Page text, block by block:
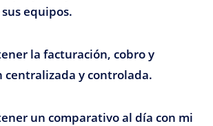
equipos.
la facturación, cobro y
centralizada y controlada.
un comparativo al día con mi